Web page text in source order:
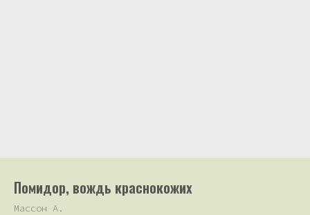
Помидор, вождь краснокожих
Массон А.